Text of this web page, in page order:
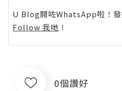
U Blog開咗WhatsApp啦！發
Follow 我哋 ！
0個讚好